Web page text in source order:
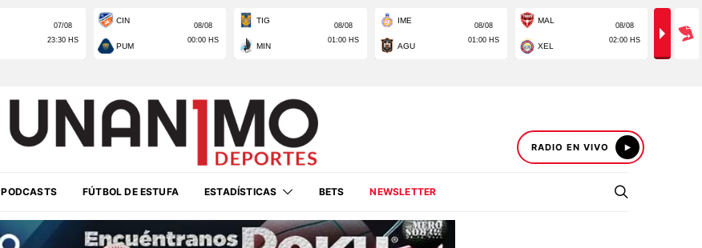
RADIO EN VIVO
PODCASTS FÚTBOL DE ESTUFA ESTADÍSTICAS BETS NEWSLETTER